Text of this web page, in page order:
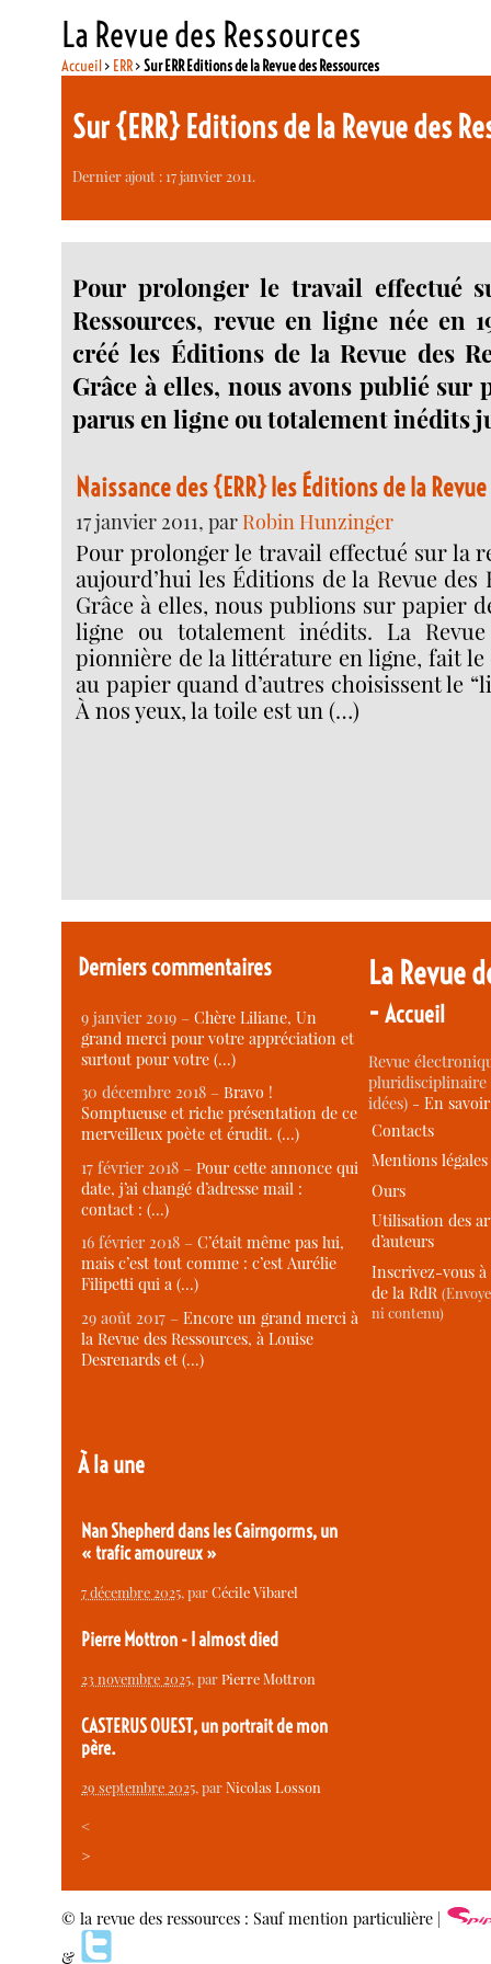
La Revue des Ressources
Accueil> ERR>Sur ERR Editions de la Revue des Ressources
Sur {ERR} Editions de la Revue des
Dernier ajout : 17 janvier 2011.
Pour prolonger le travail effectué
Ressources, revue en ligne née en
créé les Éditions de la Revue des
Grâce à elles, nous avons publié sur
parus en ligne ou totalement inédits
Naissance des {ERR} les Éditions de la
17 janvier 2011, par Robin Hunzinger
Pour prolonger le travail effectué sur la
aujourd’hui les Éditions de la Revue des
Grâce à elles, nous publions sur papier
ligne ou totalement inédits. La Revue
pionnière de la littérature en ligne, fait
au papier quand d’autres choisissent le
À nos yeux, la toile est un (…)
Derniers commentaires
9 janvier 2019 –Chère Liliane, Un
grand merci pour votre appréciation et
surtout pour votre (…)
30 décembre 2018 –Bravo !
Somptueuse et riche présentation de ce
merveilleux poète et érudit. (…)
17 février 2018 –Pour cette annonce qui
date, j’ai changé d’adresse mail :
contact : (…)
16 février 2018 –C’était même pas lui,
mais c’est tout comme : c’est Aurélie
Filipetti qui a (…)
29 août 2017 –Encore un grand merci à
la Revue des Ressources, à Louise
Desrenards et (…)
À la une
Nan Shepherd dans les Cairngorms, un
« trafic amoureux »
7 décembre 2025, parCécile Vibarel
Pierre Mottron - I almost died
23 novembre 2025, parPierre Mottron
CASTERUS OUEST, un portrait de mon
père.
29 septembre 2025, parNicolas Losson
<
>
La Revue
-Accueil
Revue
idées) -En
Contacts
Mentions légales
Ours
Utilisation des
d’auteurs
Inscrivez-vous
de la RdR
ni contenu)
© la revue des ressources : Sauf mention particulière |
&